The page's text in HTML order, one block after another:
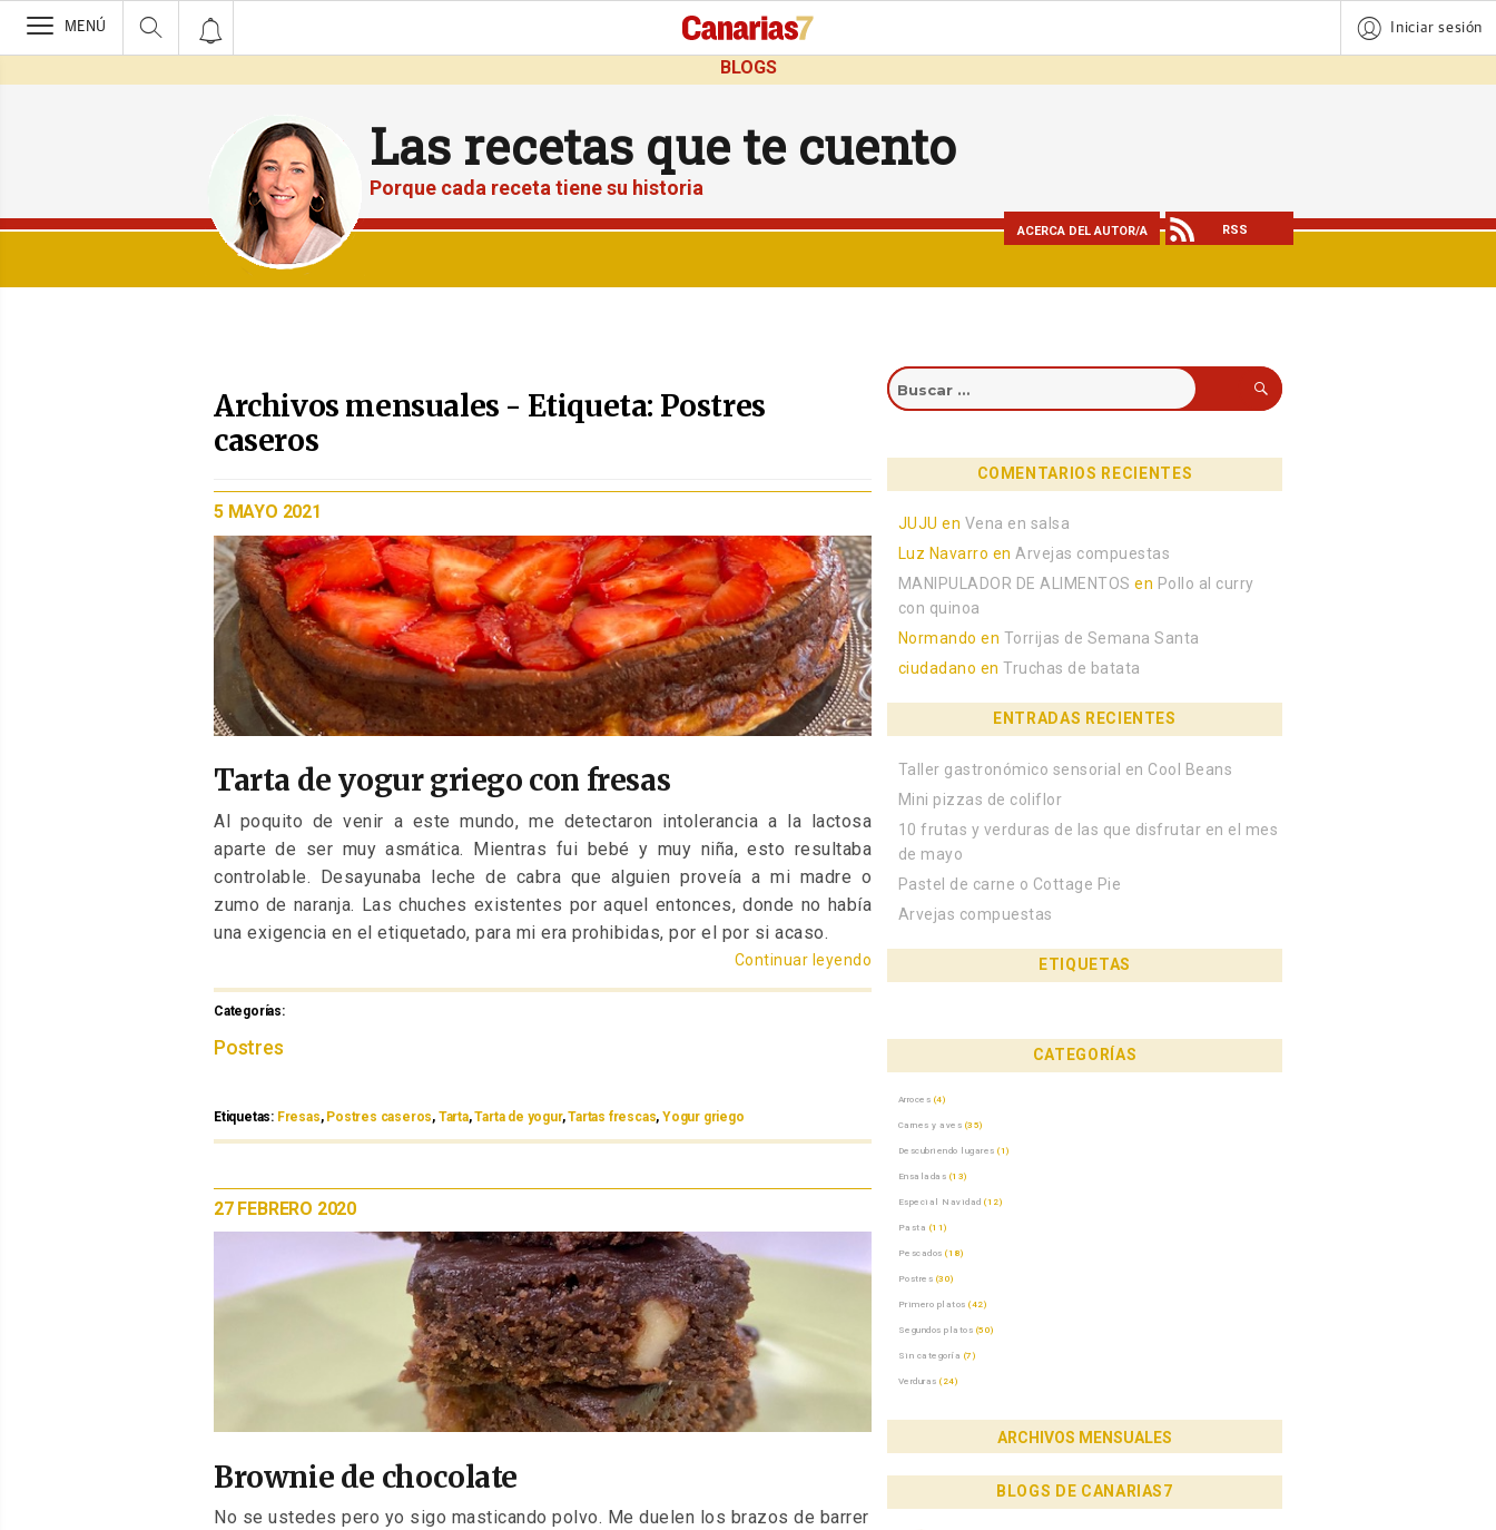
>
MENÚ Iniciar sesión
BLOGS
Las recetas que te cuento
Porque cada receta tiene su historia
ACERCA DEL AUTOR/A RSS
Archivos mensuales - Etiqueta: Postres
caseros
PUBLICADO
EL
5 MAYO 2021
Tarta de yogur griego con fresas
Al poquito de venir a este mundo, me detectaron intolerancia a la lactosa
aparte de ser muy asmática. Mientras fui bebé y muy niña, esto resultaba
controlable. Desayunaba leche de cabra que alguien proveía a mi madre o
zumo de naranja. Las chuches existentes por aquel entonces, donde no había
una exigencia en el etiquetado, para mi era prohibidas, por el por si acaso.
Continuar leyendo «Tarta de yogur griego con fresas»
Categorías:Categorías
Postres
Etiquetas: Etiquetas
Fresas, Postres caseros, Tarta,Tarta de yogur,Tartas frescas,Yogur griego
PUBLICADO
EL
27 FEBRERO 2020
Brownie de chocolate
No se ustedes pero yo sigo masticando polvo. Me duelen los brazos de barrer
Buscar
por:
Buscar
COMENTARIOS RECIENTES
JUJU en Vena en salsa
Luz Navarro enArvejas compuestas
MANIPULADOR DE ALIMENTOS en Pollo al curry
con quinoa
Normando en Torrijas de Semana Santa
ciudadano enTruchas de batata
ENTRADAS RECIENTES
Taller gastronómico sensorial en Cool Beans
Mini pizzas de coliflor
10 frutas y verduras de las que disfrutar en el mes
de mayo
Pastel de carne o Cottage Pie
Arvejas compuestas
ETIQUETAS
CATEGORÍAS
Arroces (4)
Carnes y aves (35)
Descubriendo lugares (1)
Ensaladas (13)
Especial Navidad (12)
Pasta (11)
Pescados (18)
Postres (30)
Primero platos (42)
Segundos platos (50)
Sin categoría (7)
Verduras (24)
ARCHIVOS MENSUALES
BLOGS DE CANARIAS7